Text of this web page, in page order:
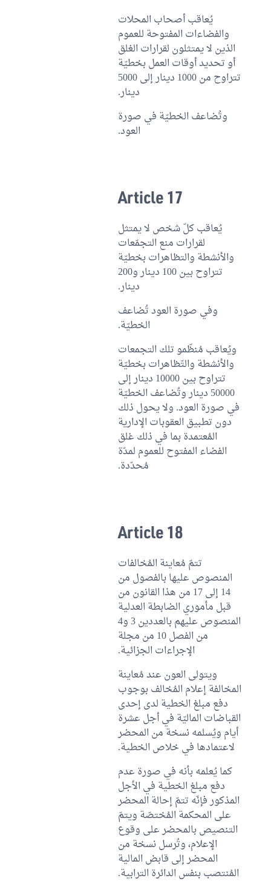
يُعاقب أصحاب المحلات
والفضاءات المفتوحة للعموم
الذين لا يمتثلون لقرارات الغلق
أو تحديد أوقات العمل بخطيّة
تتراوح من 1000 دينار إلى 5000
دينار.
وتُضاعف الخطيّة في صورة
العود.
Article 17
يُعاقب كلّ شخص لا يمتثل
لقرارات منع التجمّعات
والأنشطة والتظاهرات بخطيّة
تتراوح بين 100 دينار و200
دينار.
وفي صورة العود تُضاعف
الخطيّة.
ويُعاقب مُنظّمو تلك التجمعات
والأنشطة والتّظاهرات بخطيّة
تتراوح بين 10000 دينار إلى
50000 دينار وتُضاعف الخطيّة
في صورة العود. ولا يحول ذلك
دون تطبيق العقوبات الإدارية
المُعتمدة بما في ذلك غلق
الفضاء المفتوح للعموم لمدّة
مُحدّدة.
Article 18
تتمّ مُعاينة المُخالفات
المنصوص عليها بالفصول من
14 إلى 17 من هذا القانون من
قبل مأموري الضابطة العدلية
المنصوص عليهم بالعددين 3 و4
من الفصل 10 من مجلة
الإجراءات الجزائية.
ويتولى العون عند مُعاينة
المخالفة إعلام المُخالف بوجوب
دفع مبلغ الخطية لدى إحدى
القباضات الماليّة في أجل عشرة
أيام ويُسلمه نسخة من المحضر
لاعتمادها في خلاص الخطية.
كما يُعلمه بأنه في صورة عدم
دفع مبلغ الخطية في الأجل
المذكور فإنّه تتمّ إحالة المحضر
على المحكمة المُختصّة ويتمّ
التنصيص بالمحضر على وقوع
الإعلام، وتُرسل نسخة من
المحضر إلى قابض المالية
المُنتصب بنفس الدائرة الترابية.